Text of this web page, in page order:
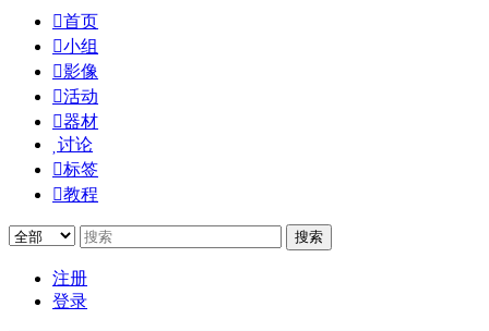
首页
小组
影像
活动
器材
讨论
标签
教程
注册
登录